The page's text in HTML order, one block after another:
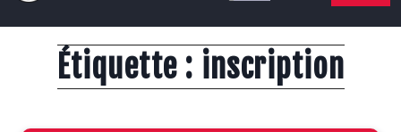
Étiquette : inscription